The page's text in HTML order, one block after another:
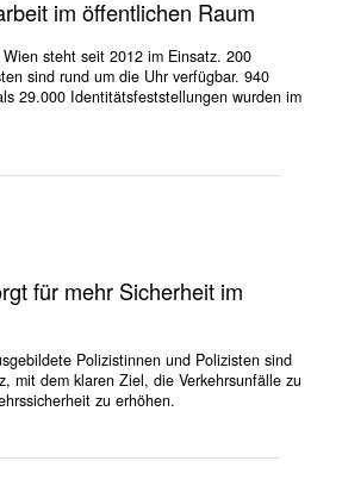
im öffentlichen Raum
steht seit 2012 im Einsatz. 200
sind rund um die Uhr verfügbar. 940
29.000 Identitätsfeststellungen wurden im
für mehr Sicherheit im
Polizistinnen und Polizisten sind
mit dem klaren Ziel, die Verkehrsunfälle zu
zu erhöhen.